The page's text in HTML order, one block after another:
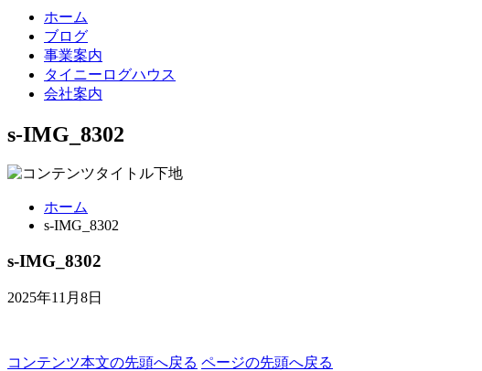
ホーム
ブログ
事業案内
タイニーログハウス
会社案内
s-IMG_8302
ホーム
s-IMG_8302
s-IMG_8302
2025年11月8日
コンテンツ本文の先頭へ戻る ページの先頭へ戻る